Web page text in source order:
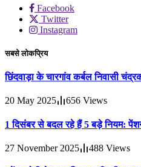
Facebook
Twitter
Instagram
सबसे लोकप्रिय
छिंदवाड़ा के चारगांव कर्बल निवासी
20 May 2025 656 Views
1 दिसंबर से बदल रहे हैं 5 बड़े नियम:
27 November 2025 488 Views